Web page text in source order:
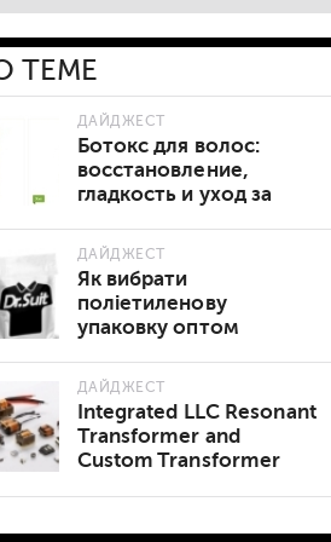
ТЕМЕ
ДАЙДЖЕСТ
Ботокс для волос:
восстановление,
гладкость и уход за
прядями
ДАЙДЖЕСТ
Як вибрати
поліетиленову
упаковку оптом
ДАЙДЖЕСТ
Integrated LLC Resonant
Transformer and
Custom Transformer